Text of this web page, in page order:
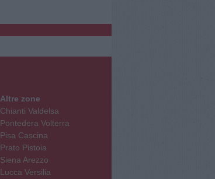
Altre zone
Chianti Valdelsa
Pontedera Volterra
Pisa Cascina
Prato Pistoia
Siena Arezzo
Lucca Versilia